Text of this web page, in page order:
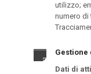
utilizzo;
numero di
Gestione
Dati di